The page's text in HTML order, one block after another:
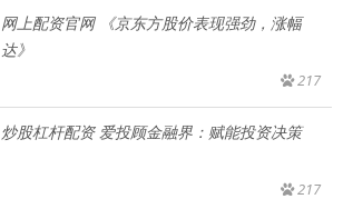
网上配资官网 《京东方股价表现强劲，涨幅
达》
217
炒股杠杆配资 爱投顾金融界：赋能投资决策
217